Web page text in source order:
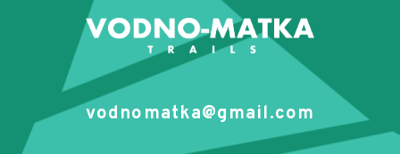
vodnomatka@gmail.com